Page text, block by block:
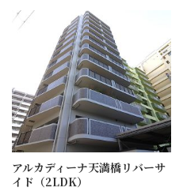
アルカディーナ天満橋リバーサ
イド（2LDK）